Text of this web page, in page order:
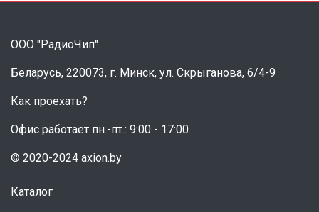
ООО "РадиоЧип"
Беларусь, 220073, г. Минск, ул. Скрыганова, 6/4-9
Как проехать?
Офис работает пн.-пт.: 9:00 - 17:00
© 2020-2024 axion.by
Каталог